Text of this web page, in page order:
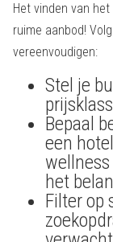
Het vinden van
ruime aanbod!
vereenvoudigen:
Stel je
Bepaal
een
het
Filter op